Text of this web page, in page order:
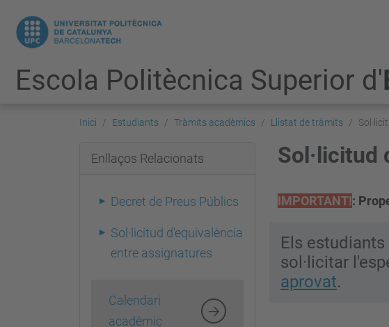
Escola Politècnica Superior d'
Inici Estudiants Tràmits acadèmics Llistat de tràmits
Sol·licitud
IMPORTANT!:
Els
sol·licitar
aprovat.
Enllaços Relacionats
Decret de Preus Públics
Sol·licitud d'equivalència
entre assignatures
Calendari
acadèmic